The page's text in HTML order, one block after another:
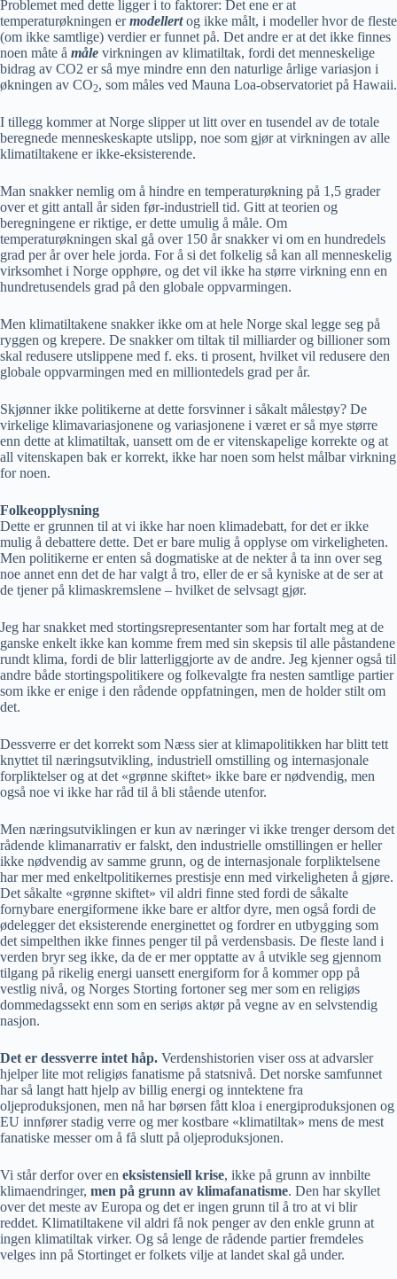
Problemet med dette ligger i to faktorer: Det ene er at
temperaturøkningen ermodellertog ikke målt, i modeller hvor de fleste
(om ikke samtlige) verdier er funnet på. Det andre er at det ikke finnes
noen måte å måle virkningen av klimatiltak, fordi det menneskelige
bidrag av CO2 er så mye mindre enn den naturlige årlige variasjon i
økningen av CO2, som måles ved Mauna Loa-observatoriet på Hawaii.
I tillegg kommer at Norge slipper ut litt over en tusendel av de totale
beregnede menneskeskapte utslipp, noe som gjør at virkningen av alle
klimatiltakene er ikke-eksisterende.
Man snakker nemlig om å hindre en temperaturøkning på 1,5 grader
over et gitt antall år siden før-industriell tid. Gitt at teorien og
beregningene er riktige, er dette umulig å måle. Om
temperaturøkningen skal gå over 150 år snakker vi om en hundredels
grad per år over hele jorda. For å si det folkelig så kan all menneskelig
virksomhet i Norge opphøre, og det vil ikke ha større virkning enn en
hundretusendels grad på den globale oppvarmingen.
Men klimatiltakene snakker ikke om at hele Norge skal legge seg på
ryggen og krepere. De snakker om tiltak til milliarder og billioner som
skal redusere utslippene med f. eks. ti prosent, hvilket vil redusere den
globale oppvarmingen med en milliontedels grad per år.
Skjønner ikke politikerne at dette forsvinner i såkalt målestøy? De
virkelige klimavariasjonene og variasjonene i været er så mye større
enn dette at klimatiltak, uansett om de er vitenskapelige korrekte og at
all vitenskapen bak er korrekt, ikke har noen som helst målbar virkning
for noen.
Folkeopplysning
Dette er grunnen til at vi ikke har noen klimadebatt, for det er ikke
mulig å debattere dette. Det er bare mulig å opplyse om virkeligheten.
Men politikerne er enten så dogmatiske at de nekter å ta inn over seg
noe annet enn det de har valgt å tro, eller de er så kyniske at de ser at
de tjener på klimaskremslene – hvilket de selvsagt gjør.
Jeg har snakket med stortingsrepresentanter som har fortalt meg at de
ganske enkelt ikke kan komme frem med sin skepsis til alle påstandene
rundt klima, fordi de blir latterliggjorte av de andre. Jeg kjenner også til
andre både stortingspolitikere og folkevalgte fra nesten samtlige partier
som ikke er enige i den rådende oppfatningen, men de holder stilt om
det.
Dessverre er det korrekt som Næss sier at klimapolitikken har blitt tett
knyttet til næringsutvikling, industriell omstilling og internasjonale
forpliktelser og at det «grønne skiftet» ikke bare er nødvendig, men
også noe vi ikke har råd til å bli stående utenfor.
Men næringsutviklingen er kun av næringer vi ikke trenger dersom det
rådende klimanarrativ er falskt, den industrielle omstillingen er heller
ikke nødvendig av samme grunn, og de internasjonale forpliktelsene
har mer med enkeltpolitikernes prestisje enn med virkeligheten å gjøre.
Det såkalte «grønne skiftet» vil aldri finne sted fordi de såkalte
fornybare energiformene ikke bare er altfor dyre, men også fordi de
ødelegger det eksisterende energinettet og fordrer en utbygging som
det simpelthen ikke finnes penger til på verdensbasis. De fleste land i
verden bryr seg ikke, da de er mer opptatte av å utvikle seg gjennom
tilgang på rikelig energi uansett energiform for å kommer opp på
vestlig nivå, og Norges Storting fortoner seg mer som en religiøs
dommedagssekt enn som en seriøs aktør på vegne av en selvstendig
nasjon.
Det er dessverre intet håp. Verdenshistorien viser oss at advarsler
hjelper lite mot religiøs fanatisme på statsnivå. Det norske samfunnet
har så langt hatt hjelp av billig energi og inntektene fra
oljeproduksjonen, men nå har børsen fått kloa i energiproduksjonen og
EU innfører stadig verre og mer kostbare «klimatiltak» mens de mest
fanatiske messer om å få slutt på oljeproduksjonen.
Vi står derfor over en eksistensiell krise, ikke på grunn av innbilte
klimaendringer, men på grunn av klimafanatisme. Den har skyllet
over det meste av Europa og det er ingen grunn til å tro at vi blir
reddet. Klimatiltakene vil aldri få nok penger av den enkle grunn at
ingen klimatiltak virker. Og så lenge de rådende partier fremdeles
velges inn på Stortinget er folkets vilje at landet skal gå under.